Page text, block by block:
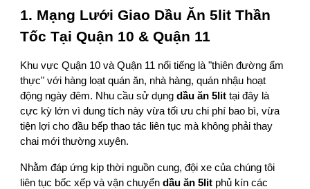
1. Mạng Lưới Giao Dầu Ăn 5lit Thần
Tốc Tại Quận 10 & Quận 11
Khu vực Quận 10 và Quận 11 nổi tiếng là "thiên đường ẩm
thực" với hàng loạt quán ăn, nhà hàng, quán nhậu hoạt
động ngày đêm. Nhu cầu sử dụngdầu ăn 5lit tại đây là
cực kỳ lớn vì dung tích này vừa tối ưu chi phí bao bì, vừa
tiện lợi cho đầu bếp thao tác liên tục mà không phải thay
chai mới thường xuyên.
Nhằm đáp ứng kịp thời nguồn cung, đội xe của chúng tôi
liên tục bốc xếp và vận chuyểndầu ăn 5lit phủ kín các